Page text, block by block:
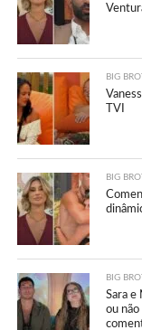
BIG
TVI
BIG
BIG
Sara e
ou não